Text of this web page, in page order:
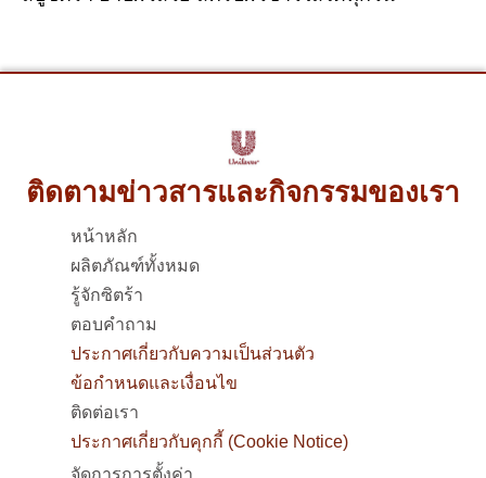
ติดตามข่าวสารและกิจกรรมของเรา
หน้าหลัก
ผลิตภัณฑ์ทั้งหมด
รู้จักซิตร้า
ตอบคำถาม
ประกาศเกี่ยวกับความเป็นส่วนตัว
ข้อกำหนดและเงื่อนไข
ติดต่อเรา
ประกาศเกี่ยวกับคุกกี้ (Cookie Notice)
จัดการการตั้งค่า